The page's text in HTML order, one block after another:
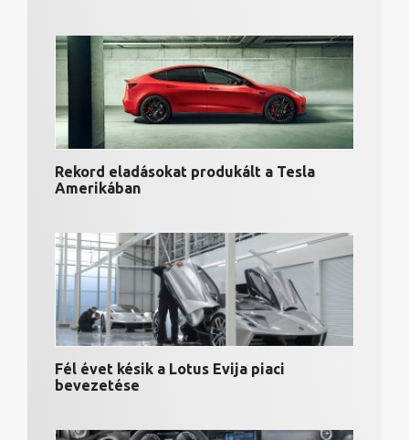
Rekord eladásokat produkált a Tesla
Amerikában
Fél évet késik a Lotus Evija piaci
bevezetése